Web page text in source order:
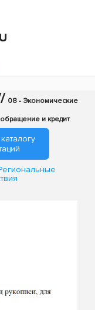
08 - Экономические
и кредит